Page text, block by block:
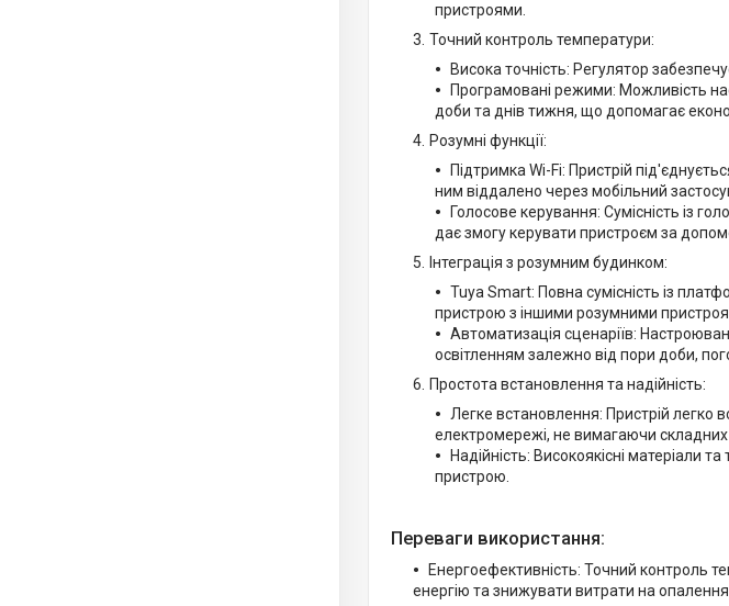
пристроями.
Точний контроль температури:
Висока точність: Регулятор
Програмовані режими: Можливість
доби та днів тижня, що допомагає
Розумні функції:
Підтримка Wi-Fi: Пристрій
ним віддалено через мобільний
Голосове керування: Сумісність із
дає змогу керувати пристроєм за
Інтеграція з розумним будинком:
Tuya Smart: Повна сумісність із
пристрою з іншими розумними
Автоматизація сценаріїв:
освітленням залежно від пори доби,
Простота встановлення та надійність:
Легке встановлення: Пристрій легко
електромережі, не вимагаючи
Надійність: Високоякісні матеріали
пристрою.
Переваги використання:
Енергоефективність: Точний контроль
енергію та знижувати витрати на